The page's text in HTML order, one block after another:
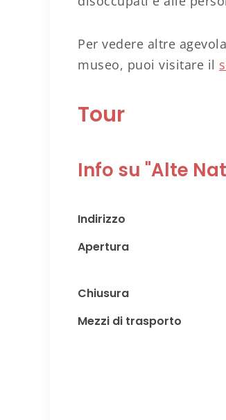
Per vedere altre
museo, puoi visitare il
Tour
Info su "Alte
Indirizzo
Apertura
Chiusura
Mezzi di trasporto